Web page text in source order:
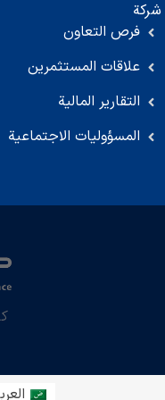
شركة
فرص التعاون
علاقات المستثمرين
التقارير المالية
المسؤوليات الاجتماعية